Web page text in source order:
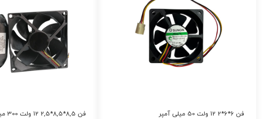
فن 6*6*2 12 ولت 50 میلی آمپر فن 8,5*8,5*2,5 12 ولت 300 میلی آمپر